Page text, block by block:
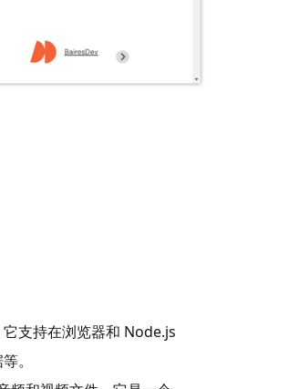
支持在浏览器和 Node.js
。